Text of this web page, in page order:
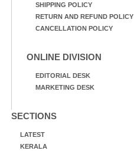
SHIPPING POLICY
RETURN AND REFUND POLICY
CANCELLATION POLICY
ONLINE DIVISION
EDITORIAL DESK
MARKETING DESK
SECTIONS
LATEST
KERALA